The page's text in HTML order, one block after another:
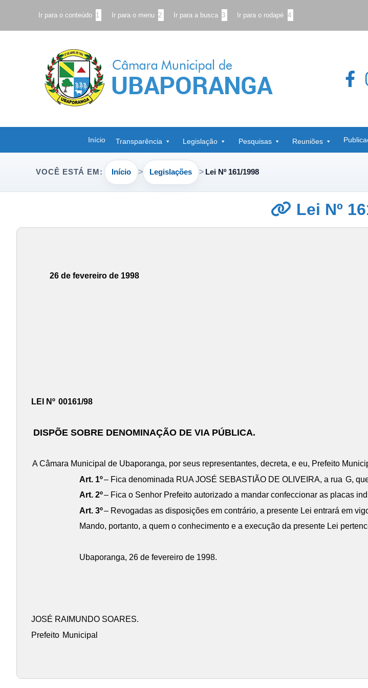
Ir para o conteúdo 1 Ir para o menu 2 Ir para a busca 3 Ir para o rodapé 4
Início Transparência Legislação Pesquisas Reuniões
VOCÊ ESTÁ EM: Início Legislações Lei Nº 161/1998
Lei Nº
26 de fevereiro de 1998
LEI Nº 00161/98
DISPÕE SOBRE DENOMINAÇÃO DE VIA PÚBLICA.
A Câmara Municipal de Ubaporanga, por seus representantes, decreta, e eu, Prefeito
Art. 1º– Fica denominada RUA JOSÉ SEBASTIÃO DE OLIVEIRA, a rua G,
Art. 2º– Fica o Senhor Prefeito autorizado a mandar confeccionar as placas
Art. 3º– Revogadas as disposições em contrário, a presente Lei entrará em
Mando, portanto, a quem o conhecimento e a execução da presente Lei
Ubaporanga, 26 de fevereiro de 1998.
JOSÉ RAIMUNDO SOARES.
Prefeito Municipal